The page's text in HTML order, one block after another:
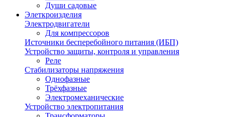
Души садовые
Элеткроизделия
Электродвигатели
Для компрессоров
Источники бесперебойного питания (ИБП)
Устройство защиты, контроля и управления
Реле
Стабилизаторы напряжения
Однофазные
Трёхфазные
Электромеханические
Устройство электропитания